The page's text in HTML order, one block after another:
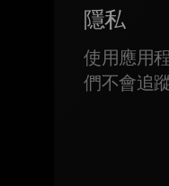
隱私
使用應用
們不會追